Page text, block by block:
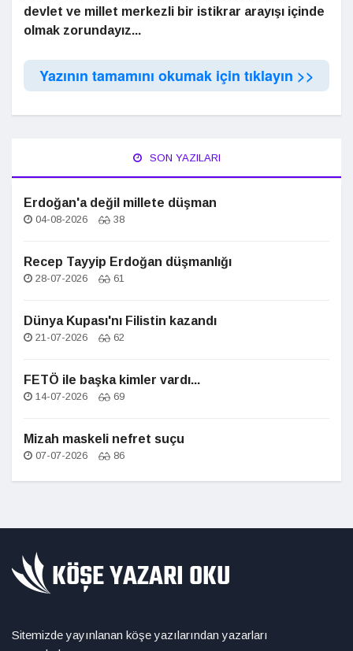
devlet ve millet merkezli bir istikrar arayışı içinde
olmak zorundayız...
Yazının tamamını okumak için tıklayın >>
SON YAZILARI
Erdoğan'a değil millete düşman
04-08-2026 38
Recep Tayyip Erdoğan düşmanlığı
28-07-2026 61
Dünya Kupası'nı Filistin kazandı
21-07-2026 62
FETÖ ile başka kimler vardı...
14-07-2026 69
Mizah maskeli nefret suçu
07-07-2026 86
Sitemizde yayınlanan köşe yazılarından yazarları